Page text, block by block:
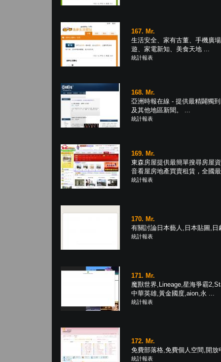
167. Mr.
生活安全、家有古董、手機廣
遊、家電新知、美食天地 ...
統計報表
168. Mr.
亞洲時報在線 - 提供最精闢獨
及其他地區新聞。 ...
統計報表
169. Mr.
東森房屋提供最簡單搜尋房屋
音看屋房地產買賣租賃，全國
統計報表
170. Mr.
有關討論日本藝人,日本貼圖,
統計報表
171. Mr.
魔獸世界,Lineage,星海爭霸
中華英雄,黃金國度,aion,永 ...
統計報表
172. Mr.
免費部落格,免費個人空間,開
統計報表